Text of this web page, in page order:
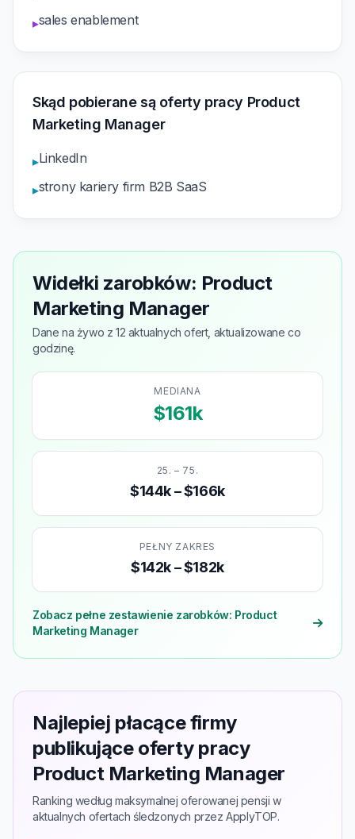
▸sales enablement
Skąd pobierane są oferty pracy Product
Marketing Manager
▸LinkedIn
▸strony kariery firm B2B SaaS
Widełki zarobków: Product
Marketing Manager
Dane na żywo z 12 aktualnych ofert, aktualizowane co
godzinę.
MEDIANA
$161k
25. – 75.
$144k – $166k
PEŁNY ZAKRES
$142k – $182k
Zobacz pełne zestawienie zarobków: Product
Marketing Manager
Najlepiej płacące firmy
publikujące oferty pracy
Product Marketing Manager
Ranking według maksymalnej oferowanej pensji w
aktualnych ofertach śledzonych przez ApplyTOP.